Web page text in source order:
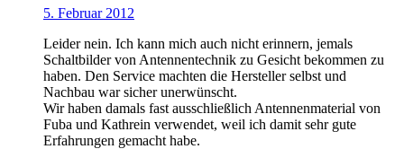
5. Februar 2012
Leider nein. Ich kann mich auch nicht erinnern, jemals
Schaltbilder von Antennentechnik zu Gesicht bekommen zu
haben. Den Service machten die Hersteller selbst und
Nachbau war sicher unerwünscht.
Wir haben damals fast ausschließlich Antennenmaterial von
Fuba und Kathrein verwendet, weil ich damit sehr gute
Erfahrungen gemacht habe.